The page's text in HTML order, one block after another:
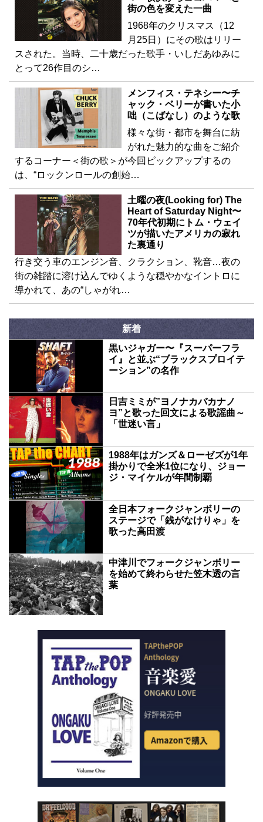
街の色を変えた一曲
1968年のクリスマス（12
月25日）にその歌はリリー
スされた。当時、二十歳だった歌手・いしだあゆみに
とって26作目のシ…
メンフィス・テネシー〜チ
ャック・ベリーが書いた小
咄（こばなし）のような歌
様々な街・都市を舞台に紡
がれた魅力的な曲をご紹介
するコーナー＜街の歌＞が今回ピックアップするの
は、“ロックンロールの創始…
土曜の夜(Looking for) The
Heart of Saturday Night〜
70年代初期にトム・ウェイ
ツが描いたアメリカの寂れ
た裏通り
行き交う車のエンジン音、クラクション、靴音…夜の
街の雑踏に溶け込んでゆくような穏やかなイントロに
導かれて、あの“しゃがれ…
新着
黒いジャガー〜『スーパーフラ
イ』と並ぶ“ブラックスプロイテ
ーション”の名作
日吉ミミが”ヨノナカバカナノ
ヨ”と歌った回文による歌謡曲～
「世迷い言」
1988年はガンズ＆ローゼズが1年
掛かりで全米1位になり、ジョー
ジ・マイケルが年間制覇
全日本フォークジャンボリーの
ステージで「銭がなけりゃ」を
歌った高田渡
中津川でフォークジャンボリー
を始めて終わらせた笠木透の言
葉